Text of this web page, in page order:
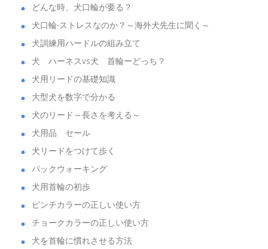
どんな時、犬口輪が要る？
犬口輪-ストレスなのか？～海外犬先生に聞く～
犬訓練用ハードルの組み立て
犬 ハーネスvs犬 首輪ーどっち？
犬用リードの基礎知識
大型犬を数字で分かる
犬のリード～長さを考える～
犬用品 セール
犬リードをつけて歩く
パックウォーキング
犬用首輪の初歩
ピンチカラーの正しい使い方
チョークカラーの正しい使い方
犬を首輪に慣れさせる方法